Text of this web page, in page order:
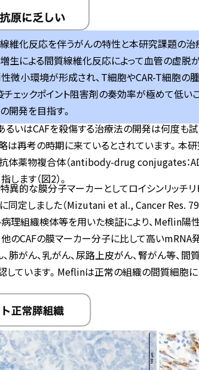
線維化反応を伴うがんの特性と本研究課題の
生による間質線維化反応によって血管の虚脱
微小環境が形成され、T細胞やCAR-T細胞の
チェックポイント阻害剤の奏効率が極めて低
開発を目指す。
るいはCAFを殺傷する治療法の開発は何度も
略は再考の時期に来ているとされています。
体薬物複合体（antibody-drug conjugates：
ます（図2）。
異的な膜分子マーカーとしてロイシンリッチ
同定しました（Mizutani et al., Cancer Res.
病理組織検体等を用いた検証により、Meflin
他のCAFの膜マーカー分子に比して高い
肺がん、乳がん、尿路上皮がん、腎がん等、
しています。Meflinは正常の組織の間質細胞